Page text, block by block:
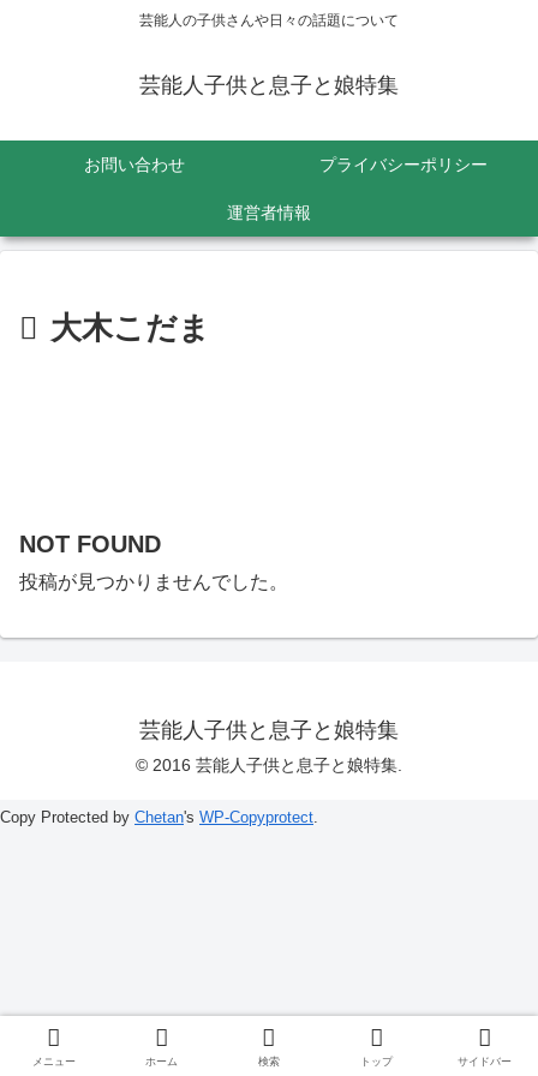
芸能人の子供さんや日々の話題について
芸能人子供と息子と娘特集
お問い合わせ プライバシーポリシー
運営者情報
大木こだま
NOT FOUND
投稿が見つかりませんでした。
芸能人子供と息子と娘特集
© 2016 芸能人子供と息子と娘特集.
メニュー ホーム 検索 トップ サイドバー
Copy Protected by Chetan's WP-Copyprotect.